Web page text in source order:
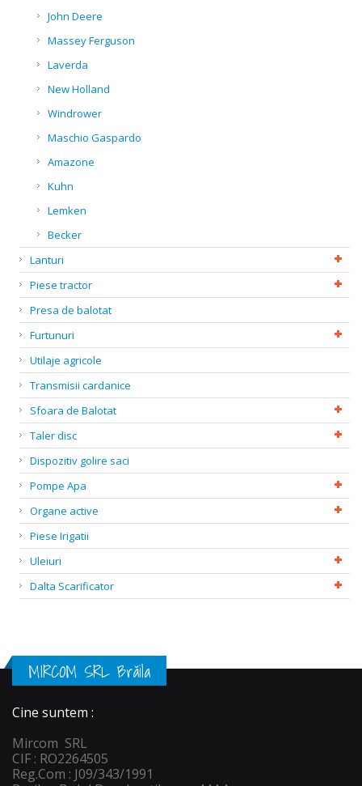
John Deere
Massey Ferguson
Laverda
New Holland
Windrower
Maschio Gaspardo
Amazone
Kuhn
Lemken
Becker
Lanturi
Piese tractor
Presa de balotat
Furtunuri
Utilaje agricole
Transmisii cardanice
Sfoara de Balotat
Taler disc
Dispozitiv golire saci
Pompe Apa
Organe active
Piese Irigatii
Uleiuri
Dalta Scarificator
MIRCOM SRL Brăila
Cine suntem :
Mircom SRL
CIF : RO2264505
Reg.Com : J09/343/1991